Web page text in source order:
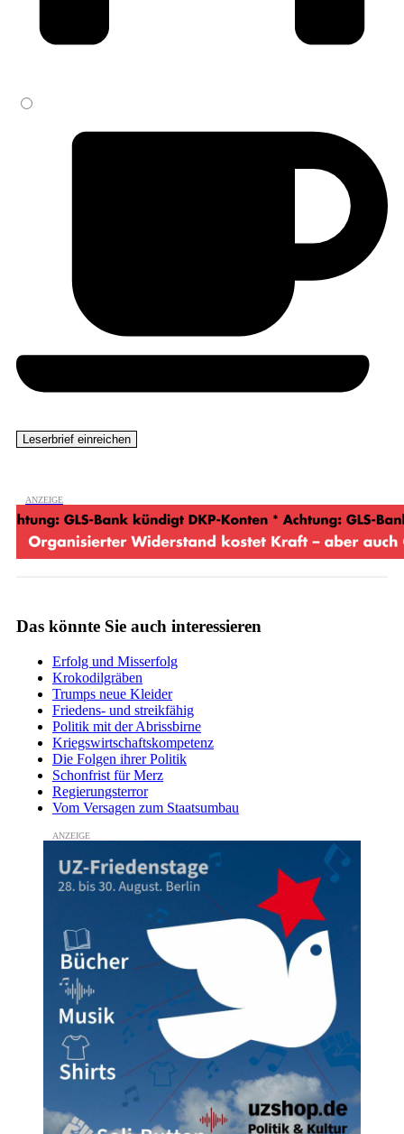
Das könnte Sie auch interessieren
Erfolg und Misserfolg
Krokodilgräben
Trumps neue Kleider
Friedens- und streikfähig
Politik mit der Abrissbirne
Kriegswirtschaftskompetenz
Die Folgen ihrer Politik
Schonfrist für Merz
Regierungsterror
Vom Versagen zum Staatsumbau